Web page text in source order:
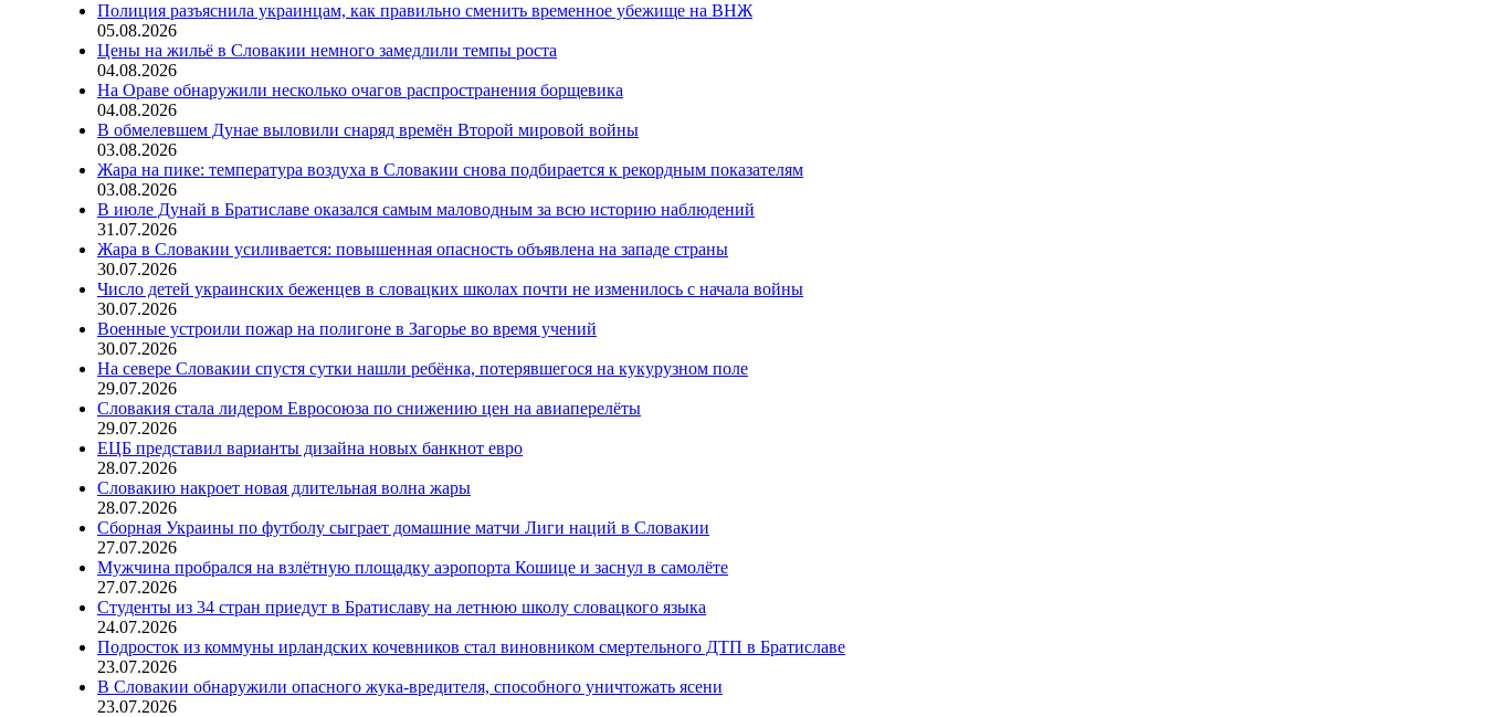
Полиция разъяснила украинцам, как правильно сменить временное убежище на ВНЖ
05.08.2026
Цены на жильё в Словакии немного замедлили темпы роста
04.08.2026
На Ораве обнаружили несколько очагов распространения борщевика
04.08.2026
В обмелевшем Дунае выловили снаряд времён Второй мировой войны
03.08.2026
Жара на пике: температура воздуха в Словакии снова подбирается к рекордным показателям
03.08.2026
В июле Дунай в Братиславе оказался самым маловодным за всю историю наблюдений
31.07.2026
Жара в Словакии усиливается: повышенная опасность объявлена на западе страны
30.07.2026
Число детей украинских беженцев в словацких школах почти не изменилось с начала войны
30.07.2026
Военные устроили пожар на полигоне в Загорье во время учений
30.07.2026
На севере Словакии спустя сутки нашли ребёнка, потерявшегося на кукурузном поле
29.07.2026
Словакия стала лидером Евросоюза по снижению цен на авиаперелёты
29.07.2026
ЕЦБ представил варианты дизайна новых банкнот евро
28.07.2026
Словакию накроет новая длительная волна жары
28.07.2026
Сборная Украины по футболу сыграет домашние матчи Лиги наций в Словакии
27.07.2026
Мужчина пробрался на взлётную площадку аэропорта Кошице и заснул в самолёте
27.07.2026
Студенты из 34 стран приедут в Братиславу на летнюю школу словацкого языка
24.07.2026
Подросток из коммуны ирландских кочевников стал виновником смертельного ДТП в Братиславе
23.07.2026
В Словакии обнаружили опасного жука-вредителя, способного уничтожать ясени
23.07.2026